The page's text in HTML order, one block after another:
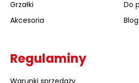
Grzałki
Akcesoria
Do
Blog
Regulaminy
Warunki sprzedaży